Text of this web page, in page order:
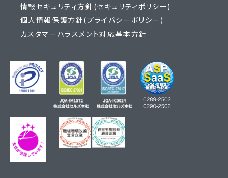
情報セキュリティ方針(セキュリティポリシー)
個人情報保護方針(プライバシーポリシー)
カスタマーハラスメント対応基本方針